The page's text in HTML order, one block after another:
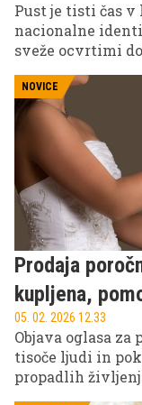
Pust je tisti čas
nacionalne
sveže ocvrtimi
šestih zjutraj, v
hitreje kot kava.
povprečju poje
NOVICE
Prodaja
kupljena,
05. 02. 2026 12.33
Objava oglasa za
tisoče ljudi in
propadlih